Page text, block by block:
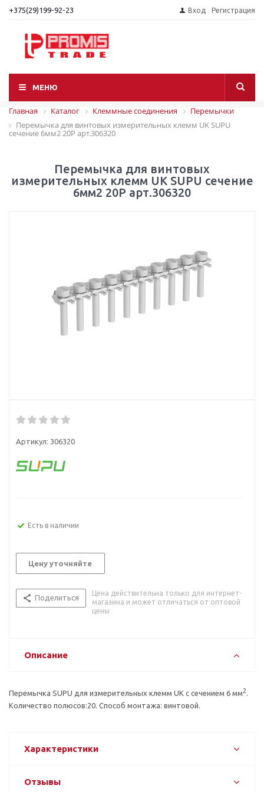
+375(29)199-92-23 Вход Регистрация
МЕНЮ
Главная Каталог Клеммные соединения
Перемычки
Перемычка для винтовых измерительных клемм UK SUPU
сечение 6мм2 20P арт.306320
Перемычка для винтовых
измерительных клемм UK SUPU сечение
6мм2 20P арт.306320
Артикул: 306320
Есть в наличии
Цену уточняйте
Поделиться
Цена действительна только для интернет-
магазина и может отличаться от оптовой
цены
Описание
Перемычка SUPU для измерительных клемм UK с сечением 6 мм2.
Количество полюсов:20. Способ монтажа: винтовой.
Характеристики
Отзывы